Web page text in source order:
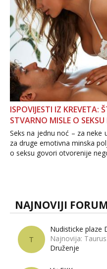
ISPOVIJESTI IZ KREVETA:
STVARNO MISLE O
Seks na jednu noć – za neke
za druge emotivna minska
o seksu govori otvorenije
dalje izaziva burne
NAJNOVIJI
T
Nudisticke plaze
Najnovija:
Druženje